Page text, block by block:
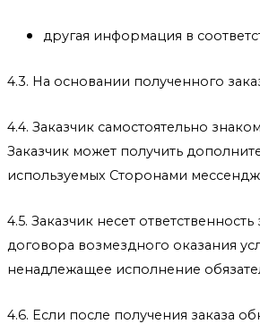
другая информация в
4.3. На основании полученного
4.4. Заказчик самостоятельно
Заказчик может получить
используемых Сторонами
4.5. Заказчик несет
договора возмездного оказания
ненадлежащее исполнение
4.6. Если после получения заказа